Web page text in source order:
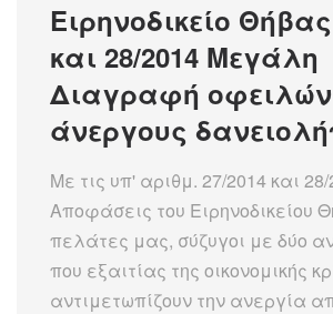
Ειρηνοδικείο
και 28/2014 Μεγάλη
Διαγραφή
άνεργους
Με τις υπ' αριθμ. 27/2014 και
Αποφάσεις του Ειρηνοδικείου
πελάτες μας, σύζυγοι με δύο
που εξαιτίας της οικονομικής
αντιμετωπίζουν την ανεργία